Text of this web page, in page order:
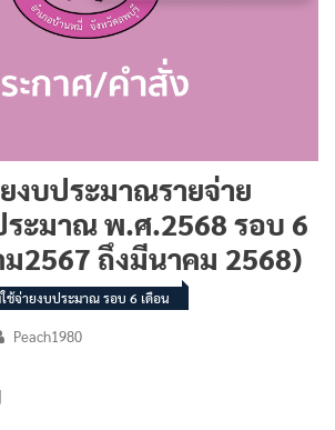
งบประมาณรายจ่าย
ะมาณ พ.ศ.2568 รอบ 6
2567 ถึงมีนาคม 2568)
ช้จ่ายงบประมาณ รอบ 6 เดือน
Peach1980